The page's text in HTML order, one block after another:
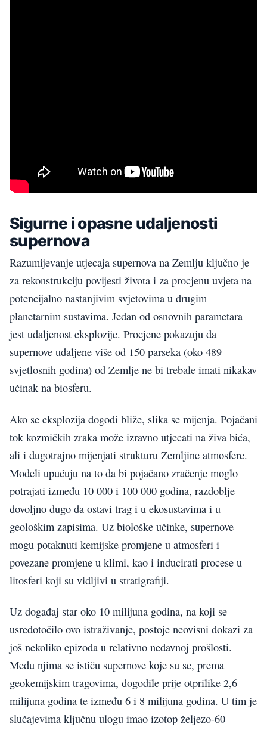
Sigurne i opasne udaljenosti
supernova
Razumijevanje utjecaja supernova na Zemlju ključno je
za rekonstrukciju povijesti života i za procjenu uvjeta na
potencijalno nastanjivim svjetovima u drugim
planetarnim sustavima. Jedan od osnovnih parametara
jest udaljenost eksplozije. Procjene pokazuju da
supernove udaljene više od 150 parseka (oko 489
svjetlosnih godina) od Zemlje ne bi trebale imati nikakav
učinak na biosferu.
Ako se eksplozija dogodi bliže, slika se mijenja. Pojačani
tok kozmičkih zraka može izravno utjecati na živa bića,
ali i dugotrajno mijenjati strukturu Zemljine atmosfere.
Modeli upućuju na to da bi pojačano zračenje moglo
potrajati između 10 000 i 100 000 godina, razdoblje
dovoljno dugo da ostavi trag i u ekosustavima i u
geološkim zapisima. Uz biološke učinke, supernove
mogu potaknuti kemijske promjene u atmosferi i
povezane promjene u klimi, kao i inducirati procese u
litosferi koji su vidljivi u stratigrafiji.
Uz događaj star oko 10 milijuna godina, na koji se
usredotočilo ovo istraživanje, postoje neovisni dokazi za
još nekoliko epizoda u relativno nedavnoj prošlosti.
Među njima se ističu supernove koje su se, prema
geokemijskim tragovima, dogodile prije otprilike 2,6
milijuna godina te između 6 i 8 milijuna godina. U tim je
slučajevima ključnu ulogu imao izotop željezo-60